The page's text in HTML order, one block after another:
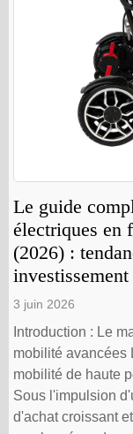
Le guide
électriques en
(2026) :
3 juin 2026
Introduction : Le
mobilité avancées
mobilité de haute
Sous l'impulsion
d'achat croissant